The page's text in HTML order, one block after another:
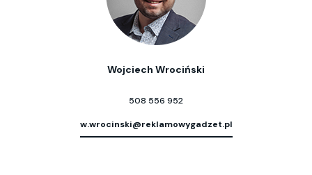
Wojciech Wrociński
508 556 952
w.wrocinski@reklamowygadzet.pl